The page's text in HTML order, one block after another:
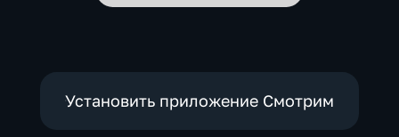
Установить приложение Смотрим